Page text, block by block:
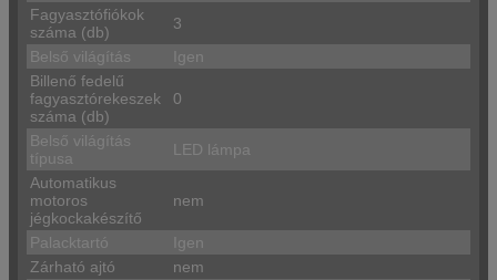
Fagyasztófiókok
száma (db)
3
Belső világítás
Igen
Billenő fedelű
fagyasztórekeszek
száma (db)
0
Belső világítás
típusa
LED lámpa
Automatikus
motoros
jégkockakészítő
nem
Palacktartó
Igen
Zárható ajtó
nem